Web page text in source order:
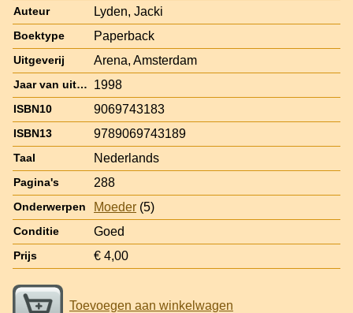
Auteur Lyden, Jacki
Boektype Paperback
Uitgeverij Arena, Amsterdam
Jaar van uitgave 1998
ISBN10 9069743183
ISBN13 9789069743189
Taal Nederlands
Pagina's 288
Onderwerpen Moeder (5)
Conditie Goed
Prijs € 4,00
Toevoegen aan winkelwagen